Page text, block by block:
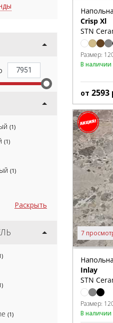
(1)
(1)
(1)
Раскрыть
(1)
Crisp Xl
STN
Размер:
В наличии
от 2593
7
Inlay
STN
Размер:
В наличии